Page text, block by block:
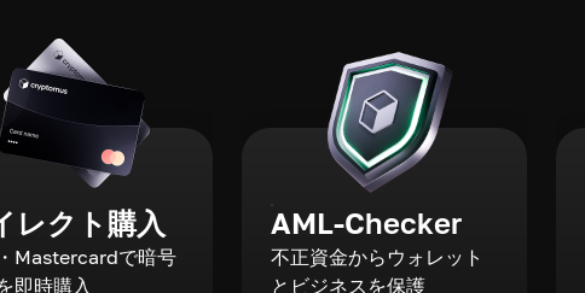
レクト購入
Mastercardで暗号
即時購入
AML-Checker
不正資金からウォレット
とビジネスを保護